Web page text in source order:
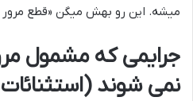
میشه. این رو بهش میگن «قطع مرور
جرایمی که مشمول
نمی شوند